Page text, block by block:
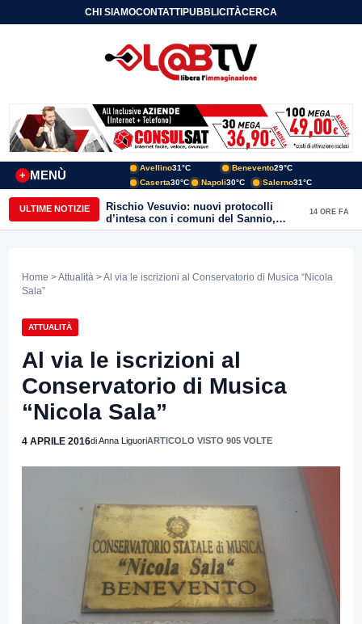
CHI SIAMOCONTATTIPUBBLICITÀCERCA
MENÙ
+
Avellino31°C Benevento29°C
Caserta30°C Napoli30°C Salerno31°C
ULTIME NOTIZIE
Rischio Vesuvio: nuovi protocolli
d’intesa con i comuni del Sannio,
firmato il protocollo con Arpaise
14 ORE FA
Home >Attualità > Al via le iscrizioni al Conservatorio di Musica “Nicola
Sala”
ATTUALITÀ
Al via le iscrizioni al
Conservatorio di Musica
“Nicola Sala”
4 APRILE 2016di Anna LiguoriARTICOLO VISTO 905 VOLTE